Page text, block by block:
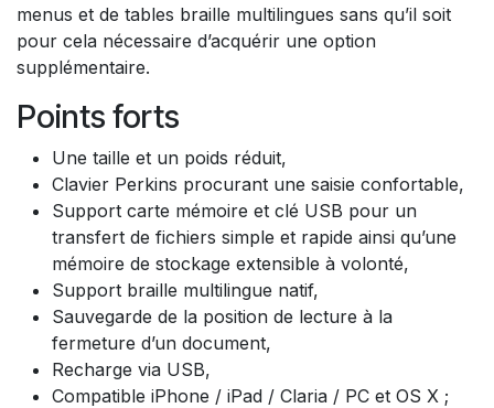
menus et de tables braille multilingues sans qu’il soit
pour cela nécessaire d’acquérir une option
supplémentaire.
Points forts
Une taille et un poids réduit,
Clavier Perkins procurant une saisie confortable,
Support carte mémoire et clé USB pour un
transfert de fichiers simple et rapide ainsi qu’une
mémoire de stockage extensible à volonté,
Support braille multilingue natif,
Sauvegarde de la position de lecture à la
fermeture d’un document,
Recharge via USB,
Compatible iPhone / iPad / Claria / PC et OS X ;